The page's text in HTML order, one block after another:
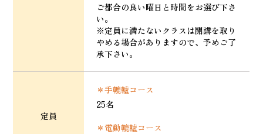
ご都合の良い曜日と時間をお選び下さ
い。
※定員に満たないクラスは開講を取り
やめる場合がありますので、予めご了
承下さい。
定員
＊手轆轤コース
25名
＊電動轆轤コース